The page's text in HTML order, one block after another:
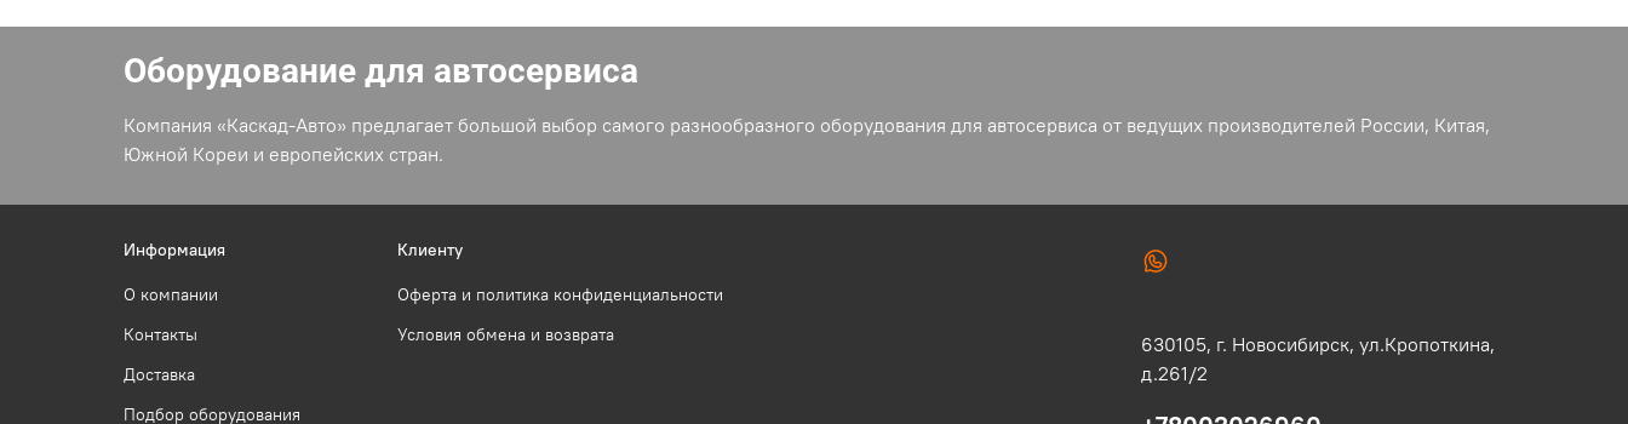
Оборудование для автосервиса
Компания «Каскад-Авто» предлагает большой выбор самого разнообразного оборудования для автосервиса от ведущих производителей России, Китая,
Южной Кореи и европейских стран.
Информация
О компании
Контакты
Доставка
Подбор оборудования
Клиенту
Оферта и политика конфиденциальности
Условия обмена и возврата
630105, г. Новосибирск, ул.Кропоткина,
д.261/2